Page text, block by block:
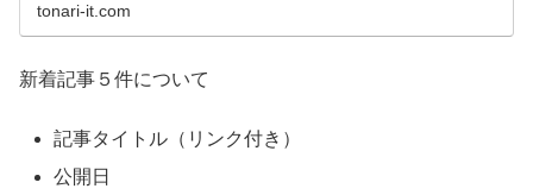
tonari-it.com
新着記事５件について
記事タイトル（リンク付き）
公開日